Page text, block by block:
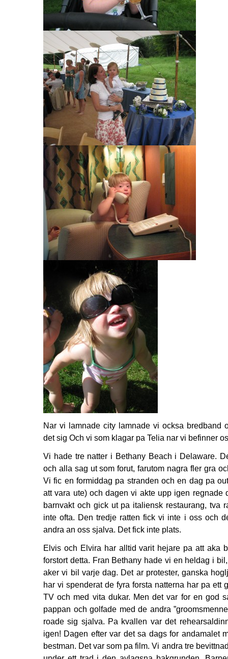
Nar vi lamnade city lamnade vi ocksa bredband
det sig Och vi som klagar pa Telia nar vi befinner
Vi hade tre natter i Bethany Beach i Delaware.
och alla sag ut som forut, farutom nagra fler gra
Vi fic en formiddag pa stranden och en dag pa
att vara ute) och dagen vi akte upp igen regnade
barnvakt och gick ut pa italiensk restaurang, tva
inte ofta. Den tredje ratten fick vi inte i oss och
andra an oss sjalva. Det fick inte plats.
Elvis och Elvira har alltid varit hejare pa att aka
forstort detta. Fran Bethany hade vi en heldag i
aker vi bil varje dag. Det ar protester, ganska
har vi spenderat de fyra forsta natterna har pa ett
TV och med vita dukar. Men det var for en god
pappan och golfade med de andra
roade sig sjalva. Pa kvallen var det
igen! Dagen efter var det sa dags for andamalet
bestman. Det var som pa film. Vi andra tre